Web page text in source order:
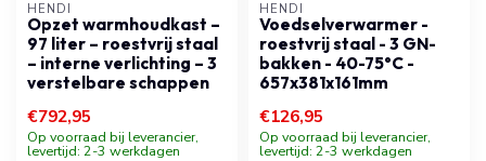
HENDI
Opzet warmhoudkast –
97 liter – roestvrij staal
– interne verlichting – 3
verstelbare schappen
€792,95
Op voorraad bij leverancier,
levertijd: 2-3 werkdagen
HENDI
Voedselverwarmer -
roestvrij staal - 3 GN-
bakken - 40-75°C -
657x381x161mm
€126,95
Op voorraad bij leverancier,
levertijd: 2-3 werkdagen